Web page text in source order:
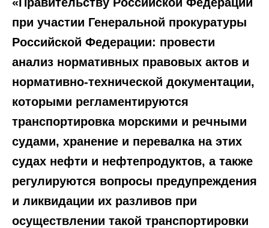
при участии Генеральной прокуратуры
Российской Федерации: провести
анализ нормативных правовых актов и
нормативно-технической документации,
которыми регламентируются
транспортировка морскими и речными
судами, хранение и перевалка на этих
судах нефти и нефтепродуктов, а также
регулируются вопросы предупреждения
и ликвидации их разливов при
осуществлении такой транспортировки